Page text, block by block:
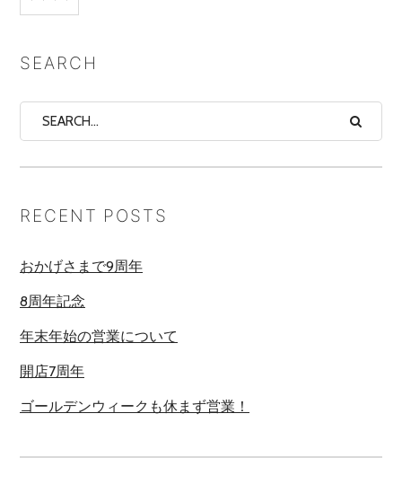
SEARCH
RECENT POSTS
おかげさまで9周年
8周年記念
年末年始の営業について
開店7周年
ゴールデンウィークも休まず営業！